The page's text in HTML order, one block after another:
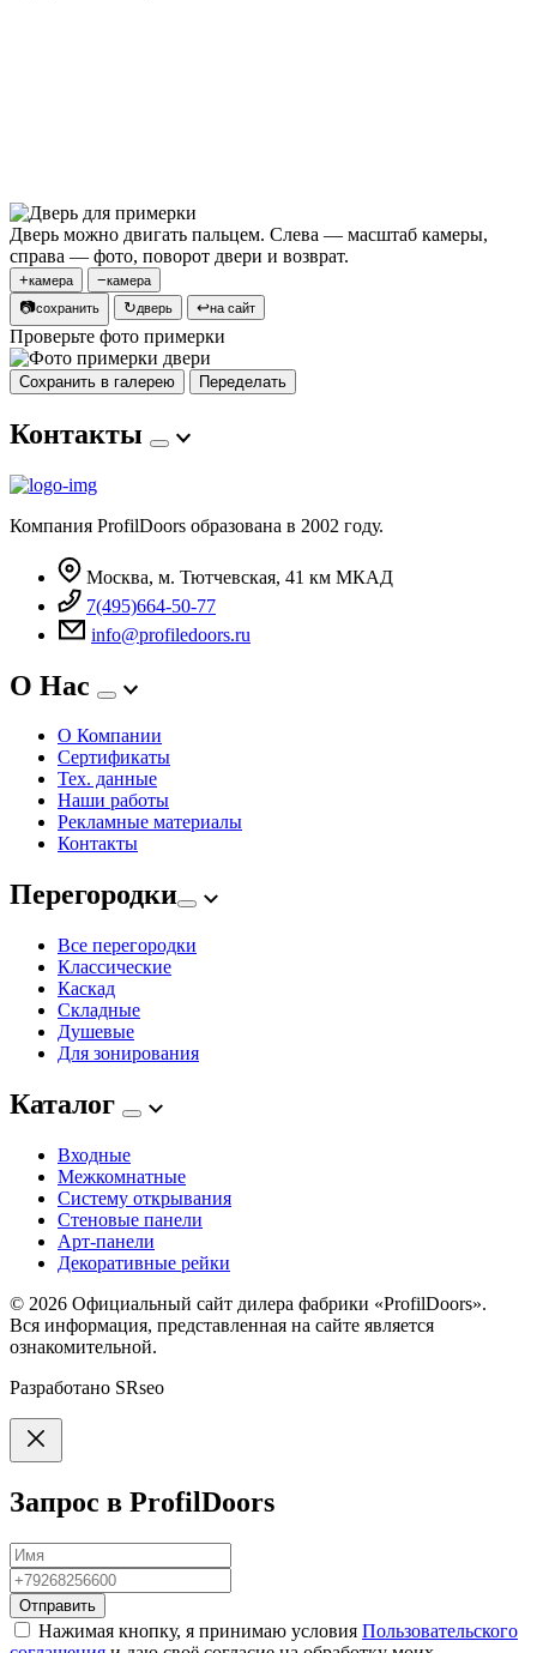
Дверь можно двигать пальцем. Слева — масштаб камеры,
справа — фото, поворот двери и возврат.
+камера −камера
📷сохранить ↻дверь ↩на сайт
Проверьте фото примерки
Сохранить в галерею Переделать
Контакты
Компания ProfilDoors образована в 2002 году.
Москва, м. Тютчевская, 41 км МКАД
7(495)664-50-77
info@profiledoors.ru
О Нас
О Компании
Сертификаты
Тех. данные
Наши работы
Рекламные материалы
Контакты
Перегородки
Все перегородки
Классические
Каскад
Складные
Душевые
Для зонирования
Каталог
Входные
Межкомнатные
Систему открывания
Стеновые панели
Арт-панели
Декоративные рейки
© 2026 Официальный сайт дилера фабрики «ProfilDoors».
Вся информация, представленная на сайте является
ознакомительной.
Разработано SRseo
Запрос в ProfilDoors
Отправить
Нажимая кнопку, я принимаю условия Пользовательского